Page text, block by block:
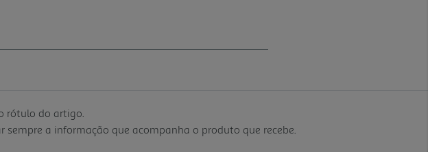
rótulo do artigo.
a informação que acompanha o produto que recebe.